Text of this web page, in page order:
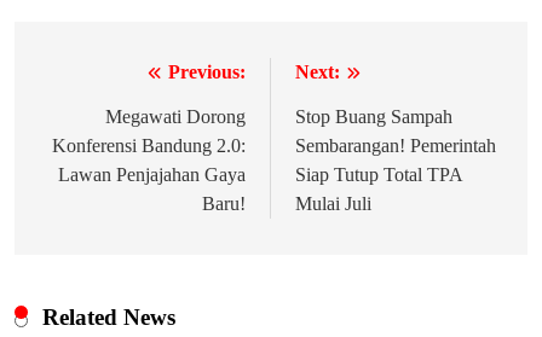
Previous:
Megawati Dorong
Konferensi Bandung 2.0:
Lawan Penjajahan Gaya
Baru!
Next:
Stop Buang Sampah
Sembarangan! Pemerintah
Siap Tutup Total TPA
Mulai Juli
Related News